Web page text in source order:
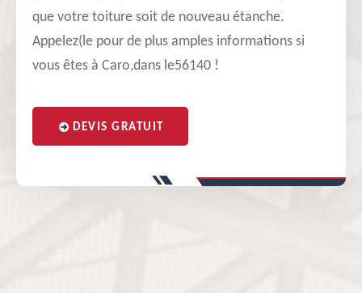
que votre toiture soit de nouveau étanche.
Appelez(le pour de plus amples informations si
vous êtes à Caro,dans le56140 !
DEVIS GRATUIT